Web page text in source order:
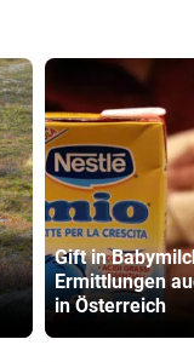
Gift in
Ermittlungen
in Österreich